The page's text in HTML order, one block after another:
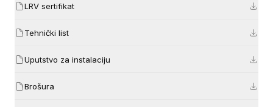
LRV sertifikat
Tehnički list
Uputstvo za instalaciju
Brošura